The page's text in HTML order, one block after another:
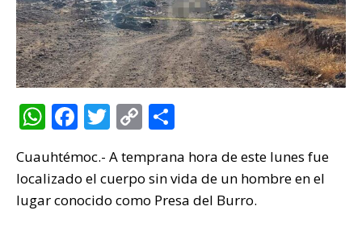
W
at
s
F
c
e
T
it
te
C
p
y
m
p
Cuauhtémoc.- A temprana hora de este lunes fue
localizado el cuerpo sin vida de un hombre en el
lugar conocido como Presa del Burro.